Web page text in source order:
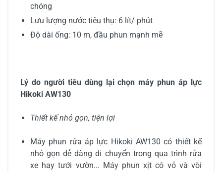
chóng
Lưu lượng nước tiêu thụ: 6 lít/ phút
Độ dài ống: 10 m, đầu phun mạnh mẽ
Lý do người tiêu dùng lại chọn máy phun áp lực
Hikoki AW130
Thiết kế nhỏ gọn, tiện lợi
Máy phun rửa áp lực Hikoki AW130 có thiết kế
nhỏ gọn dễ dàng di chuyển trong qua trình rửa
xe hay tưới vườn... Máy phun xịt có vỏ và vòi